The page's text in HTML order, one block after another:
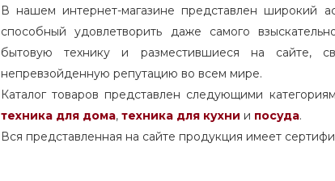
В нашем интернет-магазине представлен широкий
способный удовлетворить даже самого
бытовую технику и разместившиеся на сайте,
непревзойденную репутацию во всем мире.
Каталог товаров представлен следующими
техника для дома, техника для кухни и посуда.
Вся представленная на сайте продукция имеет